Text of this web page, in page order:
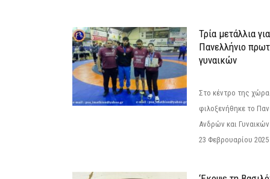
Τρία μετάλλια
Πανελλήνιο
γυναικών
Στο κέντρο της
φιλοξενήθηκε το
Ανδρών και
23 Φεβρουαρίου